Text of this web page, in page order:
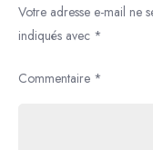
Votre adresse e-mail ne
indiqués avec *
Commentaire *